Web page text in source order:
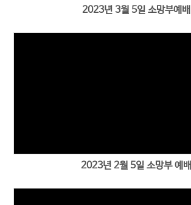
2023년 3월 5일 소망부예배
2023년 2월 5일 소망부 예배